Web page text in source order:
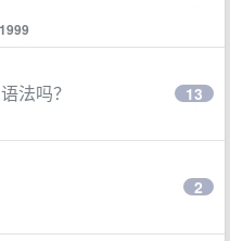
法吗？ 13
2